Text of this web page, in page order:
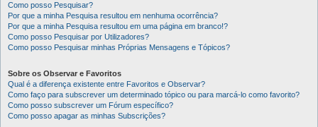
Como posso Pesquisar?
Por que a minha Pesquisa resultou em nenhuma ocorrência?
Por que a minha Pesquisa resultou em uma página em branco!?
Como posso Pesquisar por Utilizadores?
Como posso Pesquisar minhas Próprias Mensagens e Tópicos?
Sobre os Observar e Favoritos
Qual é a diferença existente entre Favoritos e Observar?
Como faço para subscrever um determinado tópico ou para marcá-lo como favorito?
Como posso subscrever um Fórum específico?
Como posso apagar as minhas Subscrições?